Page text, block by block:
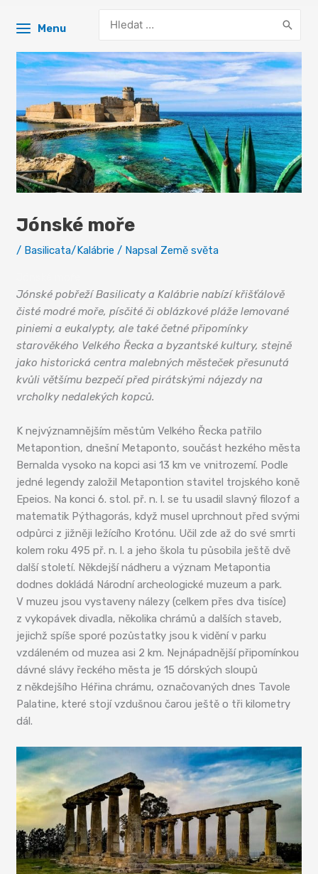
Menu
for:
Jónské moře
/ Basilicata/Kalábrie / Napsal Země světa
Jónské pobřeží Basilicaty a Kalábrie nabízí křišťálově
čisté modré moře, písčité či oblázkové pláže lemované
piniemi a eukalypty, ale také četné připomínky
starověkého Velkého Řecka a byzantské kultury, stejně
jako historická centra malebných městeček přesunutá
kvůli většímu bezpečí před pirátskými nájezdy na
vrcholky nedalekých kopců.
K nejvýznamnějším městům Velkého Řecka patřilo
Metapontion, dnešní Metaponto, součást hezkého města
Bernalda vysoko na kopci asi 13 km ve vnitrozemí. Podle
jedné legendy založil Metapontion stavitel trojského koně
Epeios. Na konci 6. stol. př. n. l. se tu usadil slavný filozof a
matematik Pýthagorás, když musel uprchnout před svými
odpůrci z jižněji ležícího Krotónu. Učil zde až do své smrti
kolem roku 495 př. n. l. a jeho škola tu působila ještě dvě
další století. Někdejší nádheru a význam Metapontia
dodnes dokládá Národní archeologické muzeum a park.
V muzeu jsou vystaveny nálezy (celkem přes dva tisíce)
z vykopávek divadla, několika chrámů a dalších staveb,
jejichž spíše sporé pozůstatky jsou k vidění v parku
vzdáleném od muzea asi 2 km. Nejnápadnější připomínkou
dávné slávy řeckého města je 15 dórských sloupů
z někdejšího Héřina chrámu, označovaných dnes Tavole
Palatine, které stojí vzdušnou čarou ještě o tři kilometry
dál.